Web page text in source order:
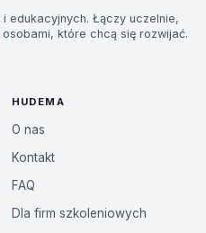
edukacyjnych. Łączy uczelnie,
które chcą się rozwijać.
HUDEMA
O nas
Kontakt
FAQ
Dla firm szkoleniowych